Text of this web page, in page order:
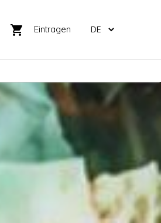
Eintragen
shopping_cart